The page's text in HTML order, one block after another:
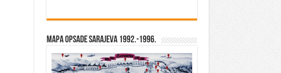
Mapa opsade Sarajeva 1992.-1996.